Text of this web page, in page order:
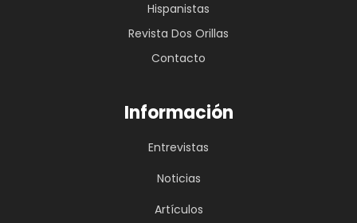
Hispanistas
Revista Dos Orillas
Contacto
Información
Entrevistas
Noticias
Artículos